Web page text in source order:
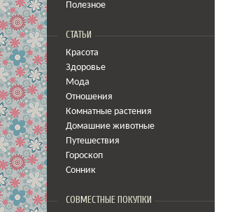
Полезное
СТАТЬИ
Красота
Здоровье
Мода
Отношения
Комнатные растения
Домашние животные
Путешествия
Гороскоп
Сонник
СОВМЕСТНЫЕ ПОКУПКИ